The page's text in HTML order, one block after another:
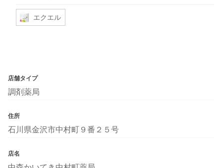
エクエル
店舗タイプ
調剤薬局
住所
石川県金沢市中村町９番２５号
店名